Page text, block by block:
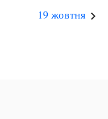
19 жовтня keyboard_arrow_right